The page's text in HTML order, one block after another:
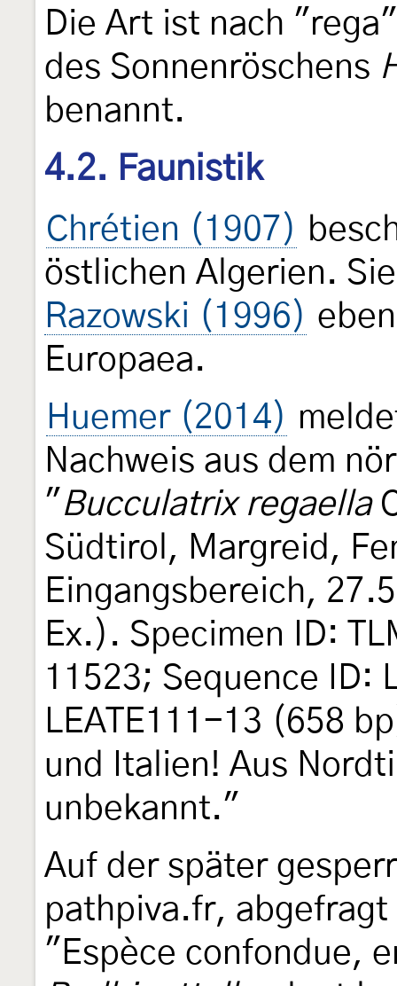
Die Art ist nach
des Sonnenröschens
benannt.
4.2. Faunistik
Chrétien (1907)
östlichen Algerien.
Razowski (1996)
Europaea.
Huemer (2014)
Nachweis aus dem
" Bucculatrix regaella
Südtirol, Margreid,
Eingangsbereich,
Ex.). Specimen ID:
11523; Sequence ID:
LEATE111-13 (658
und Italien! Aus
unbekannt."
Auf der später
pathpiva.fr,
"Espèce confondue,